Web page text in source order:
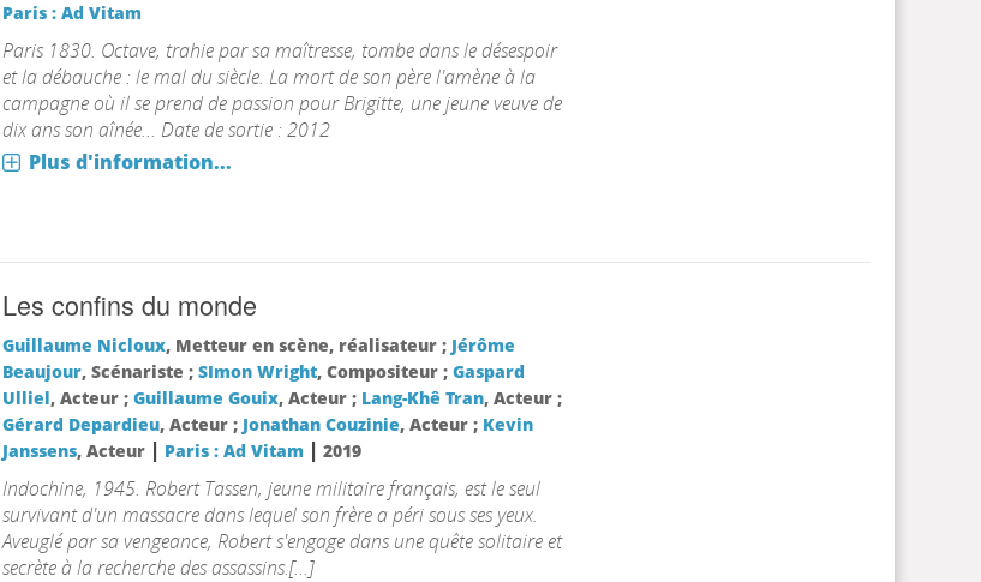
Paris : Ad Vitam
Paris 1830. Octave, trahie par sa maîtresse, tombe dans le désespoir
et la débauche : le mal du siècle. La mort de son père l'amène à la
campagne où il se prend de passion pour Brigitte, une jeune veuve de
dix ans son aînée... Date de sortie : 2012
Plus d'information...
Les confins du monde
Guillaume Nicloux, Metteur en scène, réalisateur ; Jérôme
Beaujour, Scénariste ; SImon Wright, Compositeur ; Gaspard
Ulliel, Acteur ; Guillaume Gouix, Acteur ; Lang-Khê Tran, Acteur ;
Gérard Depardieu, Acteur ; Jonathan Couzinie, Acteur ; Kevin
Janssens, Acteur | Paris : Ad Vitam | 2019
Indochine, 1945. Robert Tassen, jeune militaire français, est le seul
survivant d'un massacre dans lequel son frère a péri sous ses yeux.
Aveuglé par sa vengeance, Robert s'engage dans une quête solitaire et
secrète à la recherche des assassins.[...]